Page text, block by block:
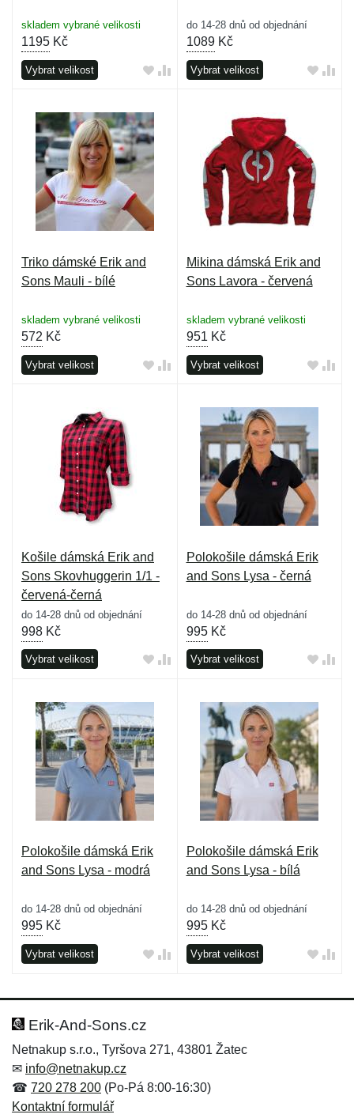
skladem vybrané velikosti
1195 Kč
Vybrat velikost
do 14-28 dnů od objednání
1089Kč
Vybrat velikost
Triko dámské Erik and
Sons Mauli - bílé
skladem vybrané velikosti
572 Kč
Vybrat velikost
Mikina dámská Erik and
Sons Lavora - červená
skladem vybrané velikosti
951 Kč
Vybrat velikost
Košile dámská Erik and
Sons Skovhuggerin 1/1 -
červená-černá
do 14-28 dnů od objednání
998 Kč
Vybrat velikost
Polokošile dámská Erik
and Sons Lysa - černá
do 14-28 dnů od objednání
995Kč
Vybrat velikost
Polokošile dámská Erik
and Sons Lysa - modrá
do 14-28 dnů od objednání
995 Kč
Vybrat velikost
Polokošile dámská Erik
and Sons Lysa - bílá
do 14-28 dnů od objednání
995Kč
Vybrat velikost
Erik-And-Sons.cz
Netnakup s.r.o., Tyršova 271, 43801 Žatec
✉ info@netnakup.cz
☎ 720 278 200 (Po-Pá 8:00-16:30)
Kontaktní formulář